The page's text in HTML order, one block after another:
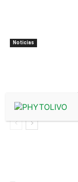
Noticias
PhytomaCommunity